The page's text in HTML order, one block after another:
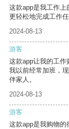
这款app是我工作
更轻松地完成工作任
2024-08-13
游客
这款app让我的工作
我以前经常加班，
伴家人。
2024-08-13
游客
这款app是我购物